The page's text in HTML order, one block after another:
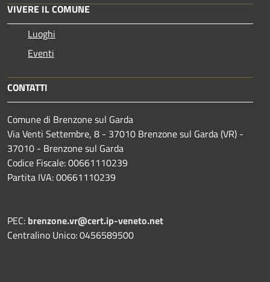
VIVERE IL COMUNE
Luoghi
Eventi
CONTATTI
Comune di Brenzone sul Garda
Via Venti Settembre, 8 - 37010 Brenzone sul Garda (VR) -
37010 - Brenzone sul Garda
Codice Fiscale: 00661110239
Partita IVA: 00661110239
PEC: brenzone.vr@cert.ip-veneto.net
Centralino Unico: 0456589500